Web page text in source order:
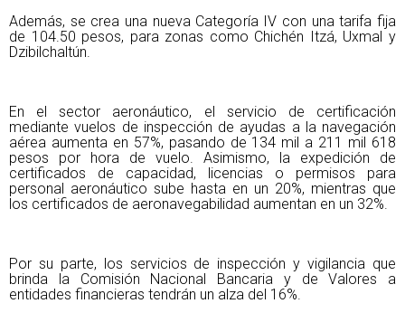
Además, se crea una nueva Categoría IV con una tarifa fija
de 104.50 pesos, para zonas como Chichén Itzá, Uxmal y
Dzibilchaltún.
En el sector aeronáutico, el servicio de certificación
mediante vuelos de inspección de ayudas a la navegación
aérea aumenta en 57%, pasando de 134 mil a 211 mil 618
pesos por hora de vuelo. Asimismo, la expedición de
certificados de capacidad, licencias o permisos para
personal aeronáutico sube hasta en un 20%, mientras que
los certificados de aeronavegabilidad aumentan en un 32%.
Por su parte, los servicios de inspección y vigilancia que
brinda la Comisión Nacional Bancaria y de Valores a
entidades financieras tendrán un alza del 16%.